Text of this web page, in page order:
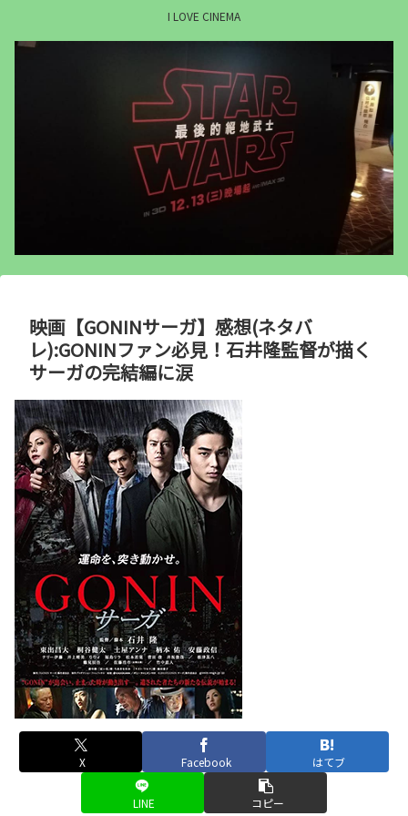
I LOVE CINEMA
映画【GONINサーガ】感想(ネタバ
レ):GONINファン必見！石井隆監督が描く
サーガの完結編に涙
X Facebook はてブ
LINE コピー